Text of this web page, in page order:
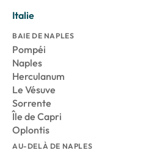
Italie
BAIE DE NAPLES
Pompéi
Naples
Herculanum
Le Vésuve
Sorrente
Île de Capri
Oplontis
AU-DELÀ DE NAPLES